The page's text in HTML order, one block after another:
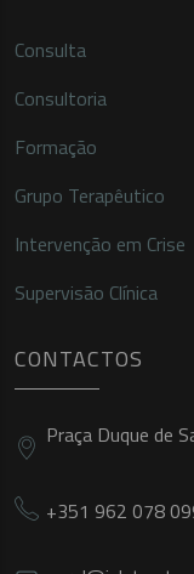
Consulta
Consultoria
Formação
Grupo Terapêutico
Intervenção em Crise
Supervisão Clínica
CONTACTOS
Praça Duque de
+351 962 078